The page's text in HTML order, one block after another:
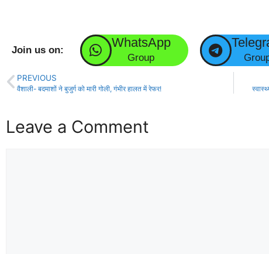
Join us on:
WhatsApp
Group
PREVIOUS
वैशाली- बदमाशों ने बुजुर्ग को मारी गोली, गंभीर हालत में रेफर!
Leave a Comment